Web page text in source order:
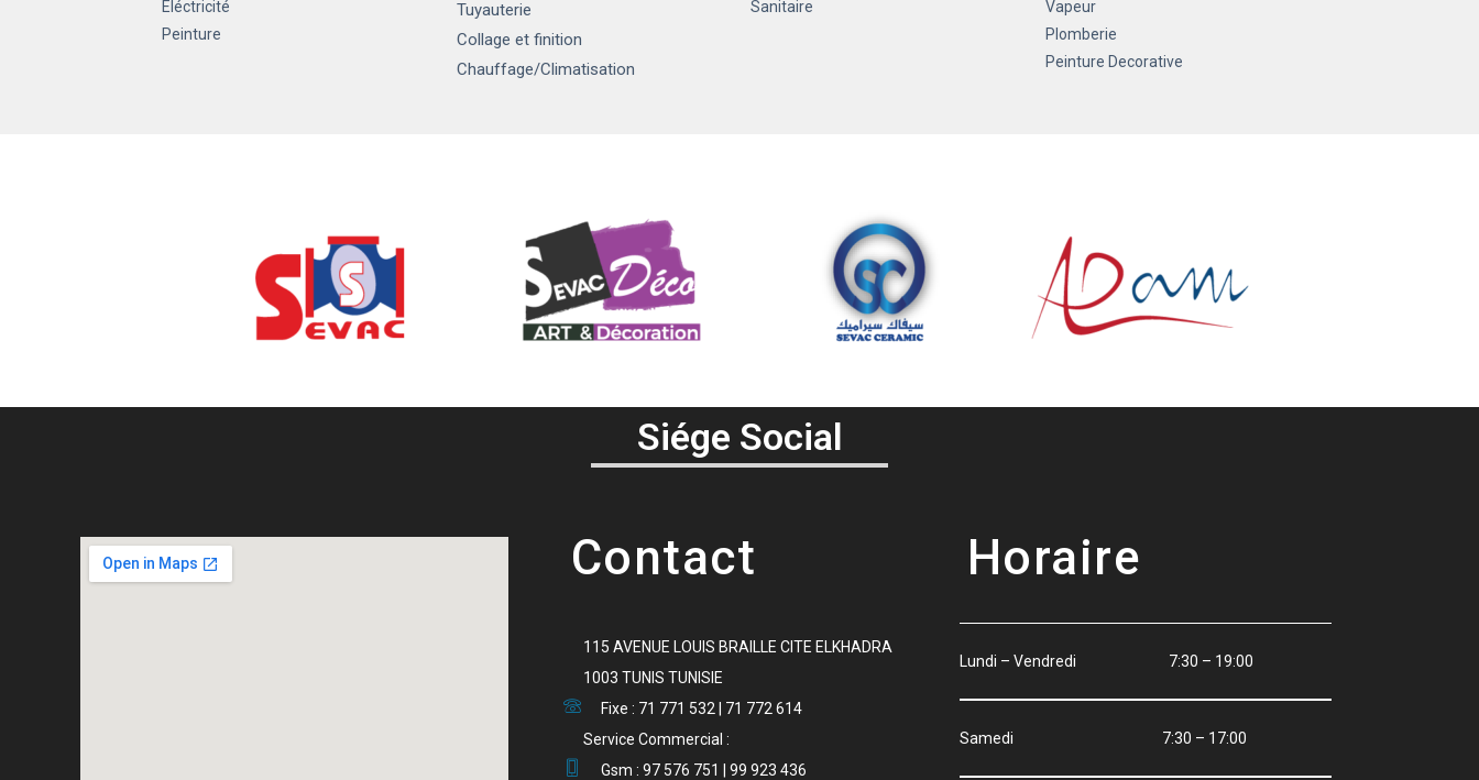
Eléctricité
Peinture
Tuyauterie
Collage et finition
Chauffage/Climatisation
Sanitaire
Vapeur
Plomberie
Peinture Decorative
Siége Social
Contact
115 AVENUE LOUIS BRAILLE CITE ELKHADRA
1003 TUNIS TUNISIE
Fixe : 71 771 532 | 71 772 614
Service Commercial :
Gsm : 97 576 751 | 99 923 436
Horaire
Lundi – Vendredi 7:30 – 19:00
Samedi 7:30 – 17:00